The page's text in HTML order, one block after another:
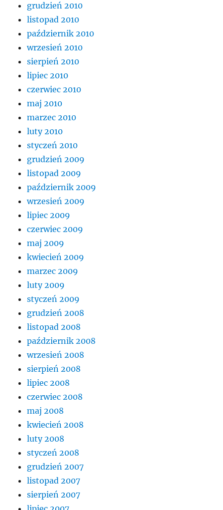
grudzień 2010
listopad 2010
październik 2010
wrzesień 2010
sierpień 2010
lipiec 2010
czerwiec 2010
maj 2010
marzec 2010
luty 2010
styczeń 2010
grudzień 2009
listopad 2009
październik 2009
wrzesień 2009
lipiec 2009
czerwiec 2009
maj 2009
kwiecień 2009
marzec 2009
luty 2009
styczeń 2009
grudzień 2008
listopad 2008
październik 2008
wrzesień 2008
sierpień 2008
lipiec 2008
czerwiec 2008
maj 2008
kwiecień 2008
luty 2008
styczeń 2008
grudzień 2007
listopad 2007
sierpień 2007